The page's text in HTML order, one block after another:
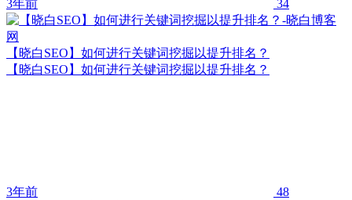
3年前 34
【晓白SEO】如何进行关键词挖掘以提升排名？
【晓白SEO】如何进行关键词挖掘以提升排名？
3年前
48